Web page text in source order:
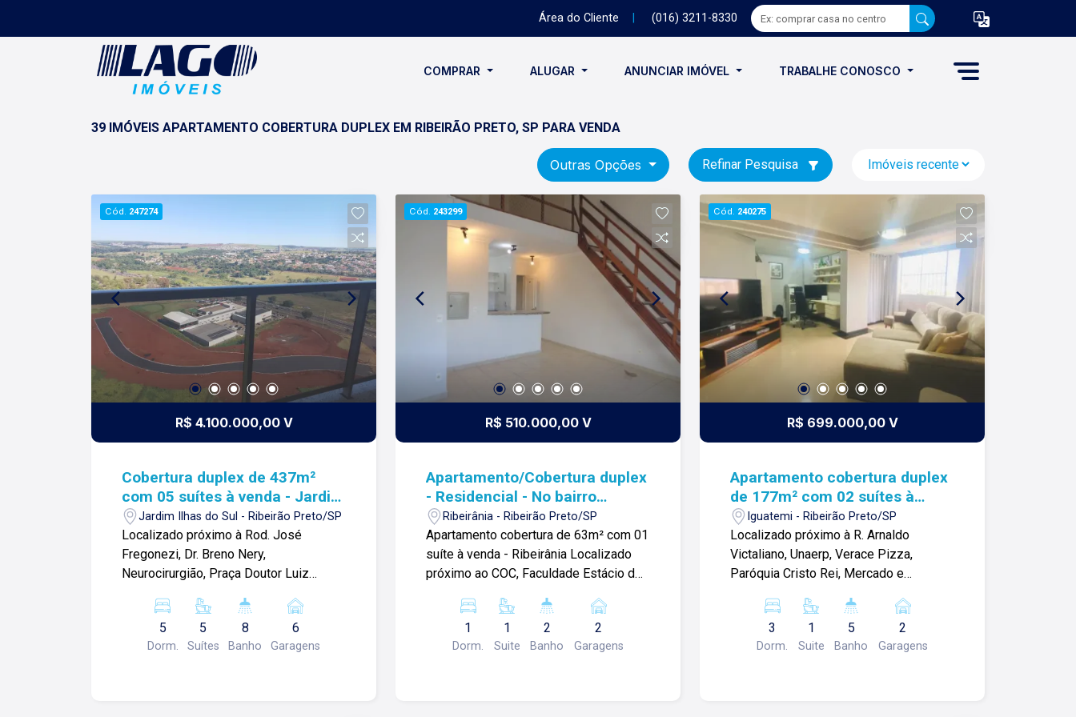
Área do Cliente (016) 3211-8330
COMPRAR ALUGAR ANUNCIAR IMÓVEL TRABALHE CONOSCO
39 IMÓVEIS APARTAMENTO COBERTURA DUPLEX EM RIBEIRÃO PRETO, SP PARA VENDA
Outras Opções Refinar Pesquisa
Cód. 247274
R$ 4.100.000,00 V
Cobertura duplex de 437m²
com 05 suítes à venda - Jardim
Ilhas do Sul
Jardim Ilhas do Sul - Ribeirão Preto/SP
Localizado próximo à Rod. José
Fregonezi, Dr. Breno Nery,
Neurocirurgião, Praça Doutor Luiz
comércios. Cobertura duplex de 437m²
com: -05 suítes; -Sala 03 ambientes;
-01 banheiro social; -Varanda gourmet
5
Dorm.
5
Suítes
8
Banho
6
Garagens
Cód. 243299
R$ 510.000,00 V
Apartamento/Cobertura duplex
- Residencial - No bairro
Ribeirânia - Villagio Imola
Ribeirânia - Ribeirão Preto/SP
Apartamento cobertura de 63m² com 01
suíte à venda - Ribeirânia Localizado
próximo ao COC, Faculdade Estácio de
Apartamento cobertura de 63m² com:
-01 suíte com armários; -01 banheiro
social com box; -Sala; -Cozinha com
1
Dorm.
1
Suite
2
Banho
2
Garagens
Cód. 240275
R$ 699.000,00 V
Apartamento cobertura duplex
de 177m² com 02 suítes à
venda - Iguatemi
Iguatemi - Ribeirão Preto/SP
Localizado próximo à R. Arnaldo
Victaliano, Unaerp, Verace Pizza,
Paróquia Cristo Rei, Mercado e
comércios. Apartamento cobertura
duplex de 177m² com: -03 quartos
sendo 1 suíte; -Sala; -01 lavabo; -
3
Dorm.
1
Suite
5
Banho
2
Garagens